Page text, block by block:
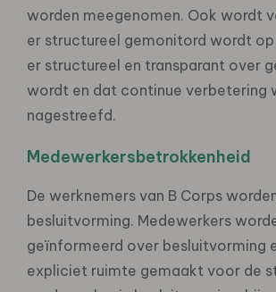
worden meegenomen. Ook wordt
er structureel gemonitord wordt
er structureel en transparant over
wordt en dat continue verbetering
nagestreefd.
Medewerkersbetrokkenheid
De werknemers van B Corps
besluitvorming. Medewerkers
geïnformeerd over besluitvorming
expliciet ruimte gemaakt voor de